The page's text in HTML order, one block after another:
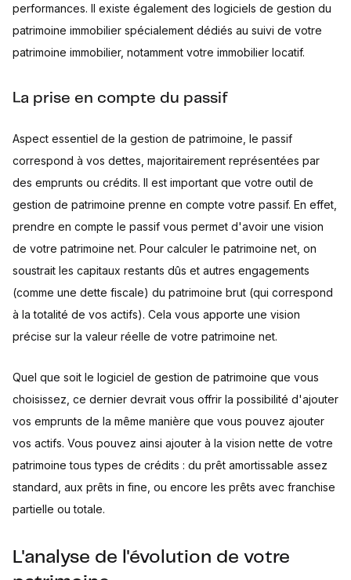
performances. Il existe également des logiciels de gestion du
patrimoine immobilier spécialement dédiés au suivi de votre
patrimoine immobilier, notamment votre immobilier locatif.
La prise en compte du passif
Aspect essentiel de la gestion de patrimoine, le passif
correspond à vos dettes, majoritairement représentées par
des emprunts ou crédits. Il est important que votre outil de
gestion de patrimoine prenne en compte votre passif. En effet,
prendre en compte le passif vous permet d'avoir une vision
de votre patrimoine net. Pour calculer le patrimoine net, on
soustrait les capitaux restants dûs et autres engagements
(comme une dette fiscale) du patrimoine brut (qui correspond
à la totalité de vos actifs). Cela vous apporte une vision
précise sur la valeur réelle de votre patrimoine net.
Quel que soit le logiciel de gestion de patrimoine que vous
choisissez, ce dernier devrait vous offrir la possibilité d'ajouter
vos emprunts de la même manière que vous pouvez ajouter
vos actifs. Vous pouvez ainsi ajouter à la vision nette de votre
patrimoine tous types de crédits : du prêt amortissable assez
standard, aux prêts in fine, ou encore les prêts avec franchise
partielle ou totale.
L'analyse de l'évolution de votre